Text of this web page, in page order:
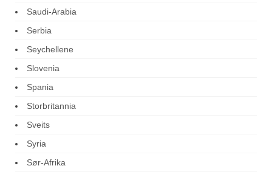
Saudi-Arabia
Serbia
Seychellene
Slovenia
Spania
Storbritannia
Sveits
Syria
Sør-Afrika